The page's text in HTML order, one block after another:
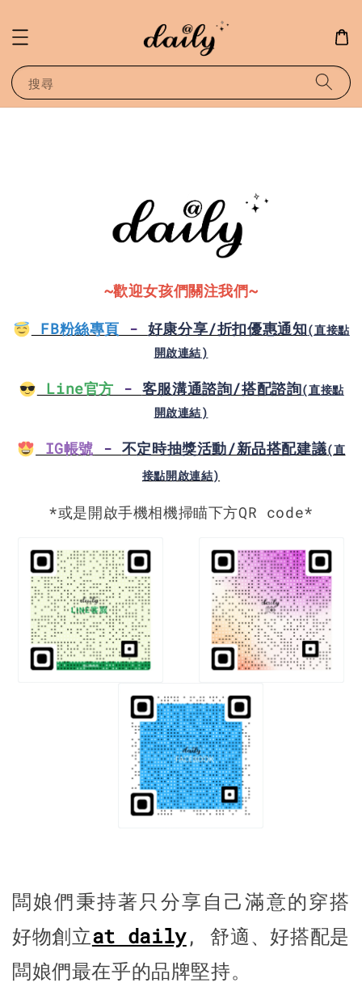
搜尋
~歡迎女孩們關注我們~
FB粉絲專頁 - 好康分享/折扣優惠通知(直接點
開啟連結)
Line官方 - 客服溝通諮詢/搭配諮詢(直接點
開啟連結)
IG帳號 - 不定時抽獎活動/新品搭配建議(直
接點開啟連結)
*或是開啟手機相機掃瞄下方QR code*
闆娘們秉持著只分享自己滿意的穿搭
好物創立at daily, 舒適、好搭配是
闆娘們最在乎的品牌堅持。